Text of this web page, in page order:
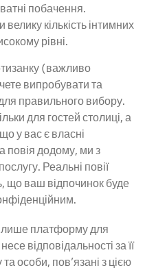
побачення.
велику кількість інтимних
рівні.
(важливо
випробувати та
правильного вибору.
для гостей столиці, а
у вас є власні
повія додому, ми з
Реальні повії
що ваш відпочинок буде
лише платформу для
відповідальності за її
та особи, пов'язані з цією